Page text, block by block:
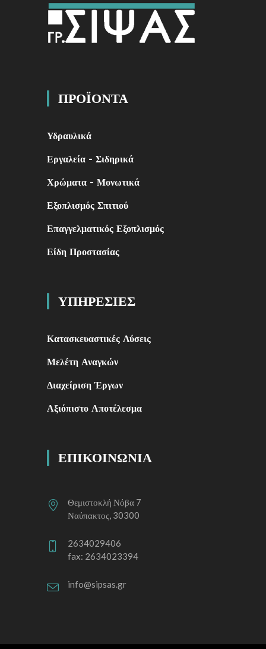
ΠΡΟΪΟΝΤΑ
Υδραυλικά
Εργαλεία - Σιδηρικά
Χρώματα - Μονωτικά
Εξοπλισμός Σπιτιού
Επαγγελματικός Εξοπλισμός
Είδη Προστασίας
ΥΠΗΡΕΣΙΕΣ
Κατασκευαστικές Λύσεις
Μελέτη Αναγκών
Διαχείριση Έργων
Αξιόπιστο Αποτέλεσμα
ΕΠΙΚΟΙΝΩΝΙΑ
Θεμιστοκλή Νόβα 7
Ναύπακτος, 30300
2634029406
fax: 2634023394
info@sipsas.gr